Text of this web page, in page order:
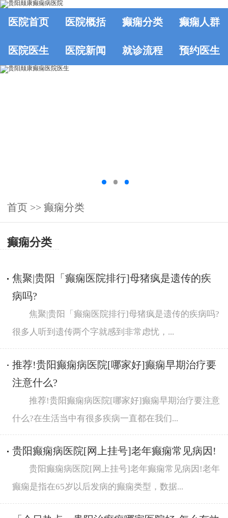
医院首页 医院概括 癫痫分类 癫痫人群
医院医生 医院新闻 就诊流程 预约医生
首页 >> 癫痫分类
癫痫分类
焦聚|贵阳「癫痫医院排行]母猪疯是遗传的疾
病吗?
焦聚|贵阳「癫痫医院排行]母猪疯是遗传的疾病吗?
很多人听到遗传两个字就感到非常虑忧，...
推荐!贵阳癫痫病医院[哪家好]癫痫早期治疗要
注意什么?
推荐!贵阳癫痫病医院[哪家好]癫痫早期治疗要注意
什么?在生活当中有很多疾病一直都在我们...
贵阳癫痫病医院[网上挂号]老年癫痫常见病因!
贵阳癫痫病医院[网上挂号]老年癫痫常见病因!老年
癫痫是指在65岁以后发病的癫痫类型，数据...